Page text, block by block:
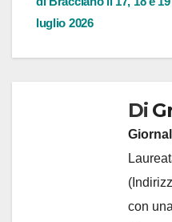
luglio 2026
Di
con